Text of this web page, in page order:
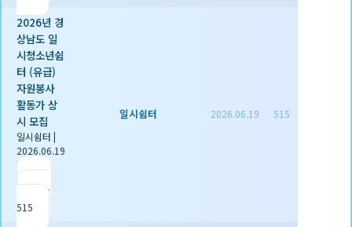
2026년 경
상남도 일
시청소년쉼
터 (유급)
자원봉사
활동가 상
시 모집
일시쉼터 |
2026.06.19
|
조회
515
일시쉼터 2026.06.19 515